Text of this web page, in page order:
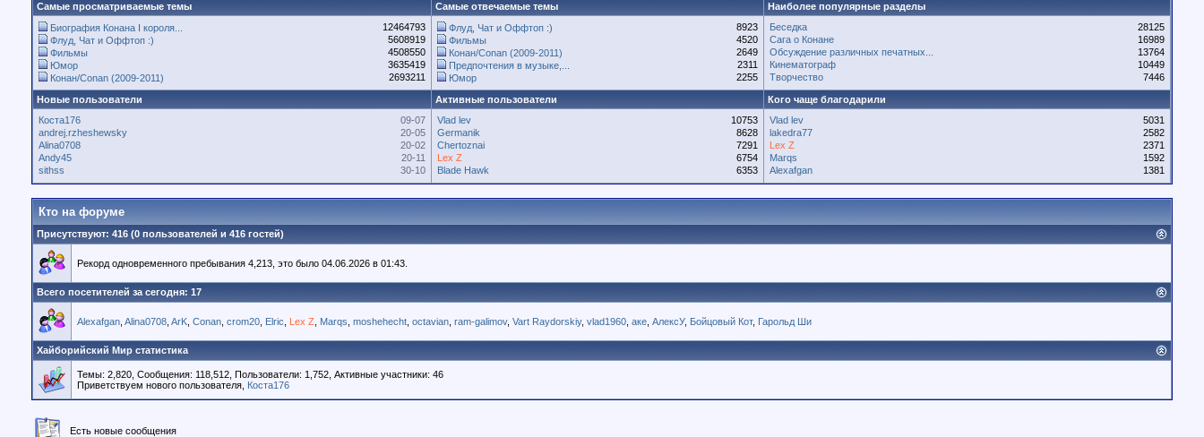
Самые просматриваемые темы Самые отвечаемые темы
Наиболее популярные разделы
Биография Конана I короля...
12464793
Флуд, Чат и Оффтоп :)
5608919
Фильмы
4508550
Юмор
3635419
Конан/Conan (2009-2011)
2693211
Флуд, Чат и Оффтоп :)
8923
Фильмы
4520
Конан/Conan (2009-2011)
2649
Предпочтения в музыке,...
2311
Юмор
2255
Беседка
28125
Сага о Конане
16989
Обсуждение различных печатных...
13764
Кинематограф
10449
Творчество
7446
Новые пользователи Активные пользователи
Кого чаще благодарили
Коста176
09-07
andrej.rzheshewsky
20-05
Alina0708
20-02
Andy45
20-11
sithss
30-10
Vlad lev
10753
Germanik
8628
Chertoznai
7291
Lex Z
6754
Blade Hawk
6353
Vlad lev
5031
lakedra77
2582
Lex Z
2371
Marqs
1592
Alexafgan
1381
Кто на форуме
Присутствуют: 416 (0 пользователей и 416 гостей)
Рекорд одновременного пребывания 4,213, это было 04.06.2026 в 01:43.
Всего посетителей за сегодня: 17
Alexafgan Alina0708 ArK Conan crom20 Elric Lex Z Marqs moshehecht octavian ram-galimov, Vart Raydorskiy, vlad1960 аке АлексУ, Бойцовый Кот, Гарольд Ши
Хайборийский Мир статистика
Темы: 2,820, Сообщения: 118,512, Пользователи: 1,752, Активные участники: 46
Приветствуем нового пользователя, Коста176
Есть новые сообщения